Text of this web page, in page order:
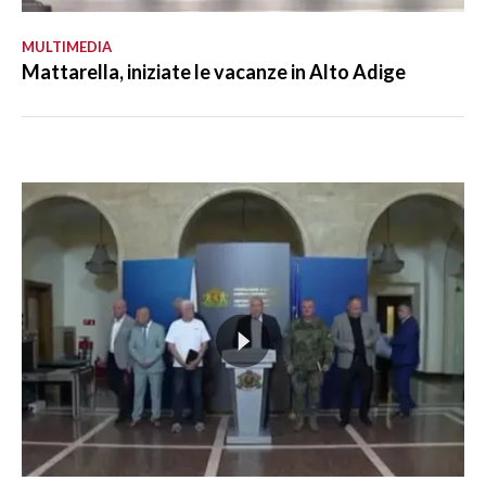
MULTIMEDIA
Mattarella, iniziate le vacanze in Alto Adige